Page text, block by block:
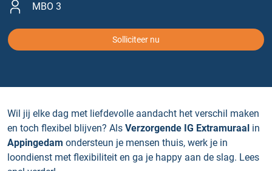
MBO 3
Solliciteer nu
Wil jij elke dag met liefdevolle aandacht het verschil maken
en toch flexibel blijven? Als Verzorgende IG Extramuraal in
Appingedam ondersteun je mensen thuis, werk je in
loondienst met flexibiliteit en ga je happy aan de slag. Lees